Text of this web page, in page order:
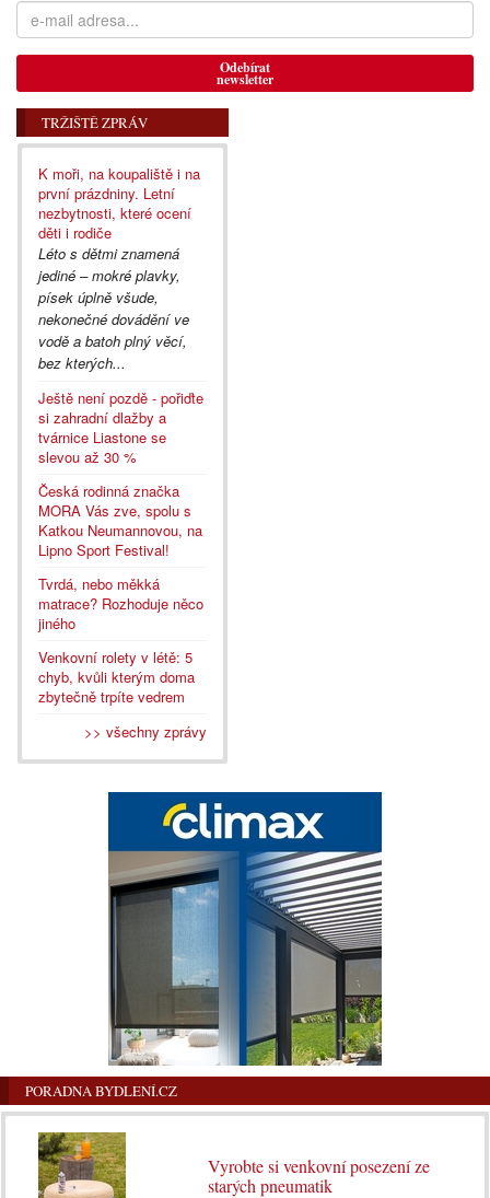
Odebírat
newsletter
TRŽIŠTĚ ZPRÁV
K moři, na koupaliště i na
první prázdniny. Letní
nezbytnosti, které ocení
děti i rodiče
Léto s dětmi znamená
jediné – mokré plavky,
písek úplně všude,
nekonečné dovádění ve
vodě a batoh plný věcí,
bez kterých...
Ještě není pozdě - pořiďte
si zahradní dlažby a
tvárnice Liastone se
slevou až 30 %
Česká rodinná značka
MORA Vás zve, spolu s
Katkou Neumannovou, na
Lipno Sport Festival!
Tvrdá, nebo měkká
matrace? Rozhoduje něco
jiného
Venkovní rolety v létě: 5
chyb, kvůli kterým doma
zbytečně trpíte vedrem
>> všechny zprávy
PORADNA BYDLENÍ.CZ
Vyrobte si venkovní posezení ze
starých pneumatik